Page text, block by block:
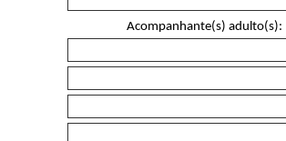
Acompanhante(s) adulto(s):